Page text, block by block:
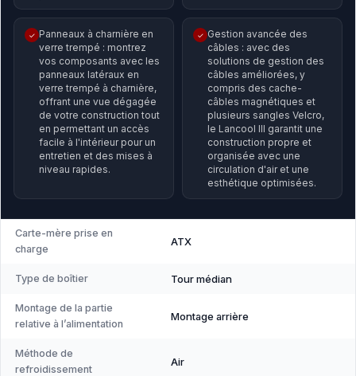
✓ Panneaux à charnière en
verre trempé : montrez
vos composants avec les
panneaux latéraux en
verre trempé à charnière,
offrant une vue dégagée
de votre construction tout
en permettant un accès
facile à l'intérieur pour un
entretien et des mises à
niveau rapides.
✓ Gestion avancée des
câbles : avec des
solutions de gestion des
câbles améliorées, y
compris des cache-
câbles magnétiques et
plusieurs sangles Velcro,
le Lancool III garantit une
construction propre et
organisée avec une
circulation d'air et une
esthétique optimisées.
Carte-mère prise en
charge
ATX
Type de boîtier Tour médian
Montage de la partie
relative à l’alimentation
Montage arrière
Méthode de
refroidissement
Air